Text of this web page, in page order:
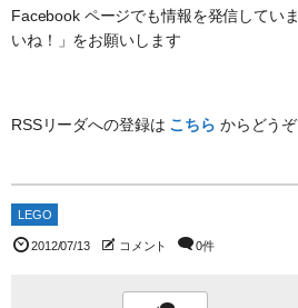
Facebook ページでも情報を発信してい
いね！」をお願いします
RSSリーダへの登録は こちら からどうぞ
LEGO
2012/07/13 コメント 0件